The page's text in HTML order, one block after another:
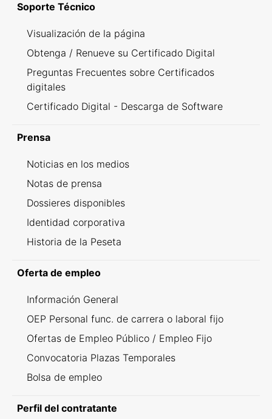
Soporte Técnico
Visualización de la página
Obtenga / Renueve su Certificado Digital
Preguntas Frecuentes sobre Certificados
digitales
Certificado Digital - Descarga de Software
Prensa
Noticias en los medios
Notas de prensa
Dossieres disponibles
Identidad corporativa
Historia de la Peseta
Oferta de empleo
Información General
OEP Personal func. de carrera o laboral fijo
Ofertas de Empleo Público / Empleo Fijo
Convocatoria Plazas Temporales
Bolsa de empleo
Perfil del contratante